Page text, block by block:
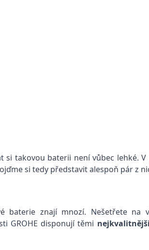
takovou baterii není vůbec lehké. V
si tedy představit alespoň pár z
baterie znají mnozí. Nešetřete na
GROHE disponují těmi